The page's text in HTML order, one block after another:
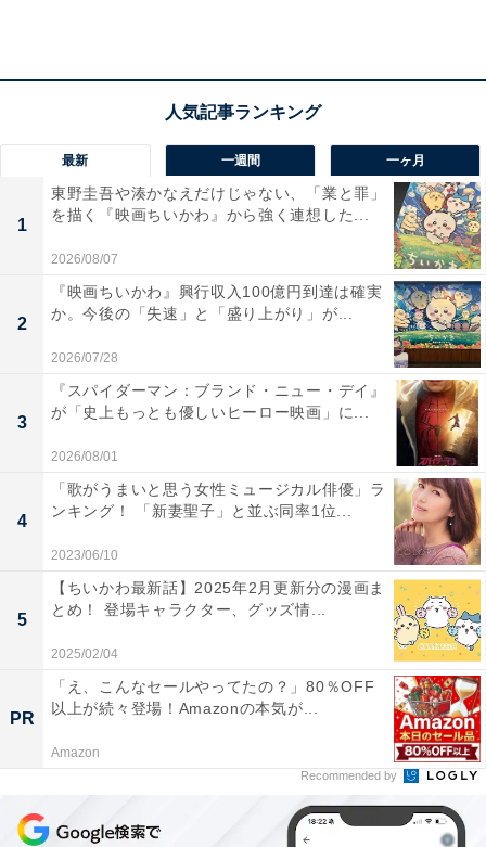
4対3で退け、準々決勝では天津権健（中国）に5対0で圧
水原三星（韓国）との準決勝は、ホームの第1戦を3対2
で制するが、アウェイの第2戦で後半途中まで1対3とリ
ードされる。トータルスコアで4対5と逆転されるが、そ
こから2点を奪い、合計6対5で水原三星を振り切った。
決勝戦の相手は、イランのペルセポリスだった。ホーム
の第1戦を2対0で勝利した鹿島は、10万人の大観衆で埋
まるアウェイゲームを0対0でしのぐ。完全敵地のスタジ
アムで、アジア制覇の雄叫びをあげたのだった。
最新 一週間 一ヶ月
1
東野圭吾や湊かなえだけじゃない、「業と罪」
を描く『映画ちいかわ』から強く連想した...
2026/08/07
2
『映画ちいかわ』興行収入100億円到達は確実
か。今後の「失速」と「盛り上がり」が...
2026/07/28
3
『スパイダーマン：ブランド・ニュー・デイ』
が「史上もっとも優しいヒーロー映画」に...
2026/08/01
4
「歌がうまいと思う女性ミュージカル俳優」ラ
ンキング！ 「新妻聖子」と並ぶ同率1位...
2023/06/10
5
【ちいかわ最新話】2025年2月更新分の漫画ま
とめ！ 登場キャラクター、グッズ情...
2025/02/04
PR
「え、こんなセールやってたの？」80％OFF
以上が続々登場！Amazonの本気が...
Amazon
Recommended by